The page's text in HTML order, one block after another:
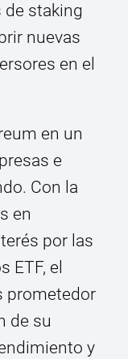
staking
nuevas
en el
en un
e
Con la
en
por las
ETF, el
prometedor
de su
y